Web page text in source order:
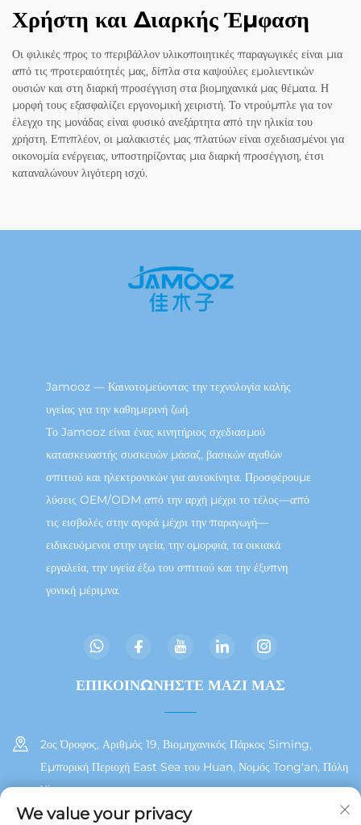
Χρήστη και Διαρκής Έμφαση
Οι φιλικές προς το περιβάλλον υλικοποιητικές παραγωγικές είναι μια
από τις προτεραιότητές μας, δίπλα στα καψούλες εμολιεντικών
ουσιών και στη διαρκή προσέγγιση στα βιομηχανικά μας θέματα. Η
μορφή τους εξασφαλίζει εργονομική χειριστή. Το ντρούμπλε για τον
έλεγχο της μονάδας είναι φυσικό ανεξάρτητα από την ηλικία του
χρήστη. Επιπλέον, οι μαλακιστές μας πλατύων είναι σχεδιασμένοι για
οικονομία ενέργειας, υποστηρίζοντας μια διαρκή προσέγγιση, έτσι
καταναλώνουν λιγότερη ισχύ.
Jamooz — Καινοτομεύοντας την τεχνολογία καλής
υγείας για την καθημερινή ζωή.
Το Jamooz είναι ένας κινητήριος σχεδιασμού
κατασκευαστής συσκευών μάσαζ, βασικών αγαθών
σπιτιού και ηλεκτρονικών για αυτοκίνητα. Προσφέρουμε
λύσεις OEM/ODM από την αρχή μέχρι το τέλος—από
τις εισβολές στην αγορά μέχρι την παραγωγή—
ειδικευόμενοι στην υγεία, την ομορφιά, τα οικιακά
εργαλεία, την υγεία έξω του σπιτιού και την έξυπνη
γονική μέριμνα.
ΕΠΙΚΟΙΝΩΝΗΣΤΕ ΜΑΖΙ ΜΑΣ
2ος Όροφος, Αριθμός 19, Βιομηχανικός Πάρκος Siming,
Εμπορική Περιοχή East Sea του Huan, Νομός Tong'an, Πόλη
Xiamen
We value your privacy